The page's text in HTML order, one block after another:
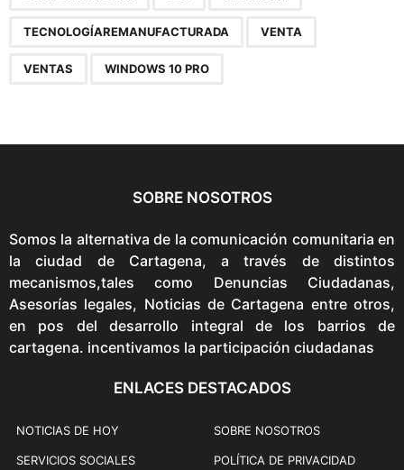
TECNOLOGÍAREMANUFACTURADA VENTA
VENTAS WINDOWS 10 PRO
SOBRE NOSOTROS
Somos la alternativa de la comunicación comunitaria en
la ciudad de Cartagena, a través de distintos
mecanismos,tales como Denuncias Ciudadanas,
Asesorías legales, Noticias de Cartagena entre otros,
en pos del desarrollo integral de los barrios de
cartagena. incentivamos la participación ciudadanas
ENLACES DESTACADOS
NOTICIAS DE HOY
SERVICIOS SOCIALES
SOBRE NOSOTROS
POLÍTICA DE PRIVACIDAD